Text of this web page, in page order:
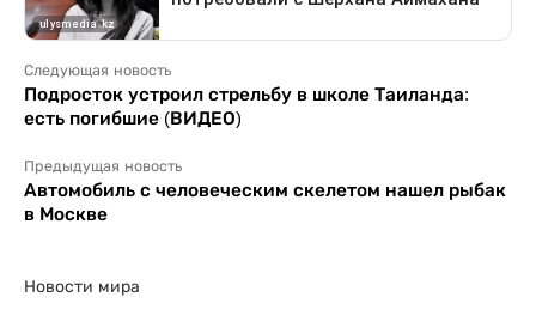
Следующая новость
Подросток устроил стрельбу в школе Таиланда:
есть погибшие (ВИДЕО)
Предыдущая новость
Автомобиль с человеческим скелетом нашел рыбак
в Москве
Новости мира